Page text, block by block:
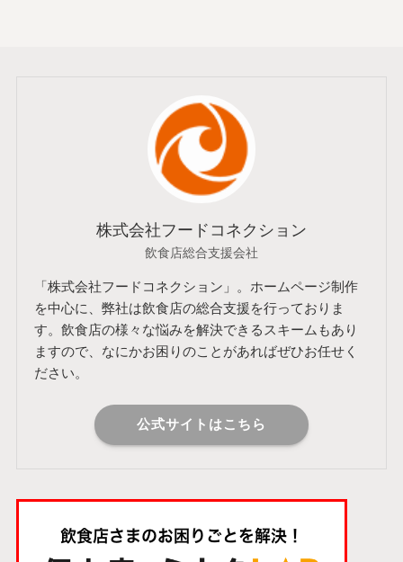
株式会社フードコネクション
飲食店総合支援会社
「株式会社フードコネクション」。ホームページ制作
を中心に、弊社は飲食店の総合支援を行っておりま
す。飲食店の様々な悩みを解決できるスキームもあり
ますので、なにかお困りのことがあればぜひお任せく
ださい。
公式サイトはこちら